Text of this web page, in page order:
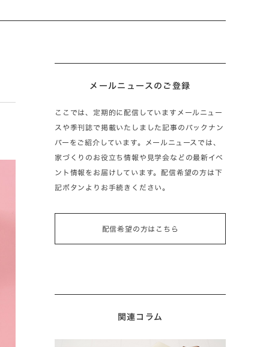
メールニュースのご登録
ここでは、定期的に配信していますメールニュー
スや季刊誌で掲載いたしました記事のバックナン
バーをご紹介しています。メールニュースでは、
家づくりのお役立ち情報や見学会などの最新イベ
ント情報をお届けしています。配信希望の方は下
記ボタンよりお手続きください。
配信希望の方はこちら
関連コラム